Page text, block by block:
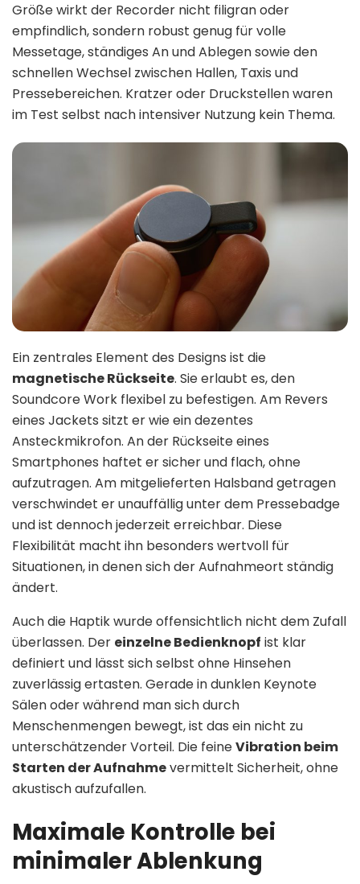
Größe wirkt der Recorder nicht filigran oder
empfindlich, sondern robust genug für volle
Messetage, ständiges An und Ablegen sowie den
schnellen Wechsel zwischen Hallen, Taxis und
Pressebereichen. Kratzer oder Druckstellen waren
im Test selbst nach intensiver Nutzung kein Thema.
Ein zentrales Element des Designs ist die
magnetische Rückseite. Sie erlaubt es, den
Soundcore Work flexibel zu befestigen. Am Revers
eines Jackets sitzt er wie ein dezentes
Ansteckmikrofon. An der Rückseite eines
Smartphones haftet er sicher und flach, ohne
aufzutragen. Am mitgelieferten Halsband getragen
verschwindet er unauffällig unter dem Pressebadge
und ist dennoch jederzeit erreichbar. Diese
Flexibilität macht ihn besonders wertvoll für
Situationen, in denen sich der Aufnahmeort ständig
ändert.
Auch die Haptik wurde offensichtlich nicht dem Zufall
überlassen. Der einzelne Bedienknopf ist klar
definiert und lässt sich selbst ohne Hinsehen
zuverlässig ertasten. Gerade in dunklen Keynote
Sälen oder während man sich durch
Menschenmengen bewegt, ist das ein nicht zu
unterschätzender Vorteil. Die feineVibration beim
Starten der Aufnahmevermittelt Sicherheit, ohne
akustisch aufzufallen.
Maximale Kontrolle bei
minimaler Ablenkung